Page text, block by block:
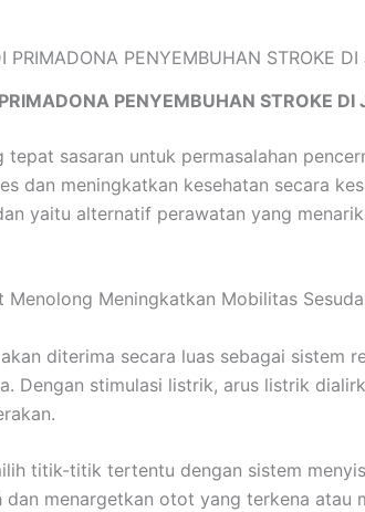
PENYEMBUHAN STROKE DI
sasaran untuk permasalahan
dan meningkatkan kesehatan secara
yaitu alternatif perawatan yang
Meningkatkan Mobilitas
diterima secara luas sebagai sistem
Dengan stimulasi listrik, arus listrik
titik-titik tertentu dengan sistem
menargetkan otot yang terkena atau